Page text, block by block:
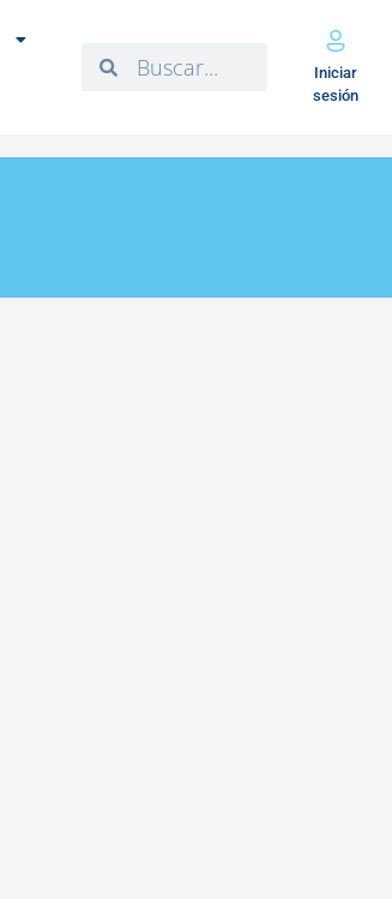
Iniciar
sesión